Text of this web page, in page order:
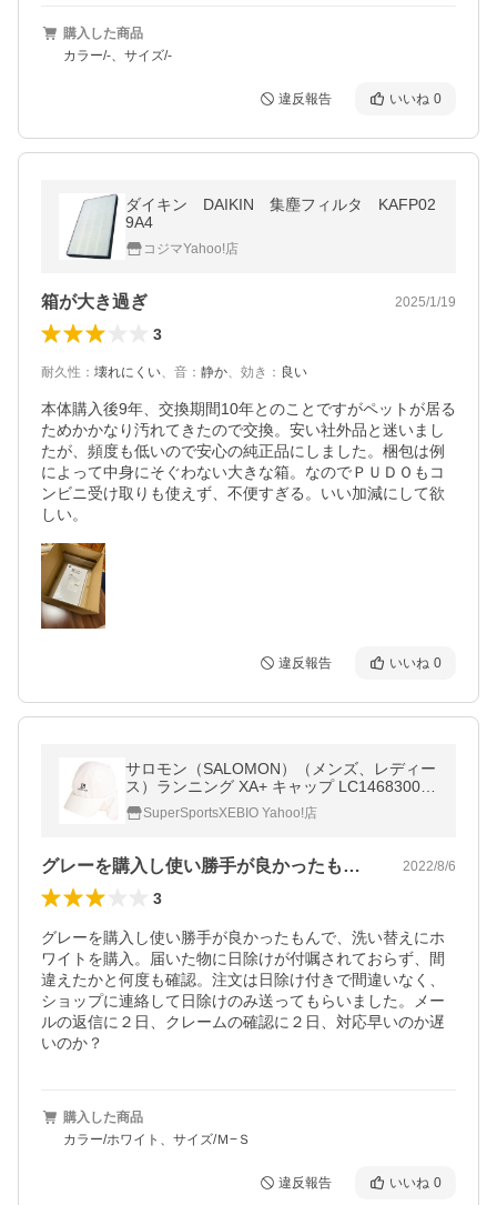
購入した商品
カラー/-、サイズ/-
違反報告 いいね 0
ダイキン DAIKIN 集塵フィルタ KAFP02
9A4
コジマYahoo!店
箱が大き過ぎ 2025/1/19
3
耐久性 ： 壊れにくい、 音 ： 静か、 効き ： 良い
本体購入後9年、交換期間10年とのことですがペットが居る
ためかかなり汚れてきたので交換。安い社外品と迷いまし
たが、頻度も低いので安心の純正品にしました。梱包は例
によって中身にそぐわない大きな箱。なのでＰＵＤＯもコ
ンビニ受け取りも使えず、不便すぎる。いい加減にして欲
しい。
違反報告 いいね 0
サロモン（SALOMON）（メンズ、レディー
ス）ランニング XA+ キャップ LC1468300
帽子SuperSportsXEBIO Yahoo!店
グレーを購入し使い勝手が良かったもんで… 2022/8/6
3
グレーを購入し使い勝手が良かったもんで、洗い替えにホ
ワイトを購入。届いた物に日除けが付嘱されておらず、間
違えたかと何度も確認。注文は日除け付きで間違いなく、
ショップに連絡して日除けのみ送ってもらいました。メー
ルの返信に２日、クレームの確認に２日、対応早いのか遅
いのか？
購入した商品
カラー/ホワイト、サイズ/Ｍ−Ｓ
違反報告 いいね 0